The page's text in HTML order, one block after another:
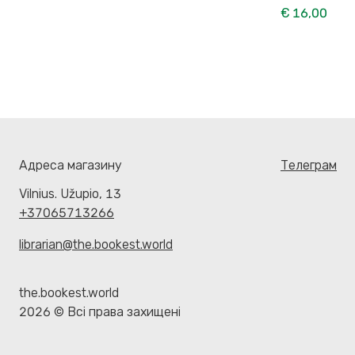
€ 16,00
Адреса магазину
Vilnius. Užupio, 13
+37065713266
librarian@the.bookest.world
Телеграм
the.bookest.world
2026 © Всі права захищені